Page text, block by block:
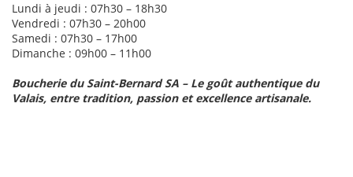
Lundi à jeudi : 07h30 – 18h30
Vendredi : 07h30 – 20h00
Samedi : 07h30 – 17h00
Dimanche : 09h00 – 11h00
Boucherie du Saint-Bernard SA – Le goût authentique du
Valais, entre tradition, passion et excellence artisanale.